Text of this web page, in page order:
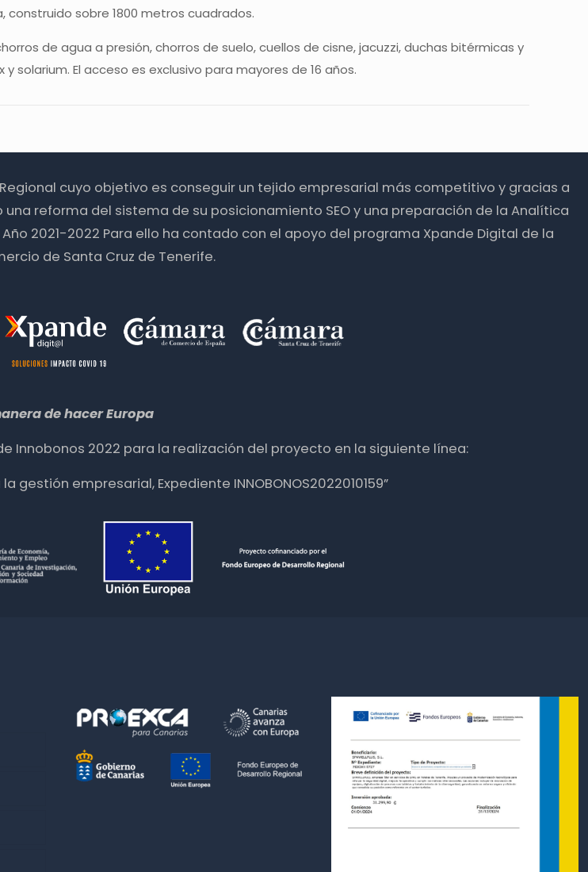
construido sobre 1800 metros cuadrados.
de agua a presión, chorros de suelo, cuellos de cisne, jacuzzi, duchas bitérmicas y
solarium. El acceso es exclusivo para mayores de 16 años.
Regional cuyo objetivo es conseguir un tejido empresarial más competitivo y gracias a
reforma del sistema de su posicionamiento SEO y una preparación de la Analítica
2021-2022 Para ello ha contado con el apoyo del programa Xpande Digital de la
de Santa Cruz de Tenerife.
de hacer Europa
Innobonos 2022 para la realización del proyecto en la siguiente línea:
empresarial, Expediente INNOBONOS2022010159”